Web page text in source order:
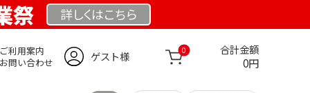
祭 詳しくはこちら
利用案内
問い合わせ
ゲスト様 0 合計金額
0円